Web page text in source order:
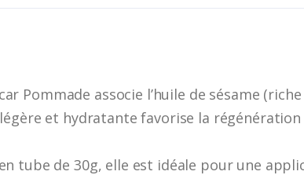
Pommade associe l’huile de sésame
et hydratante favorise la
tube de 30g, elle est idéale pour une